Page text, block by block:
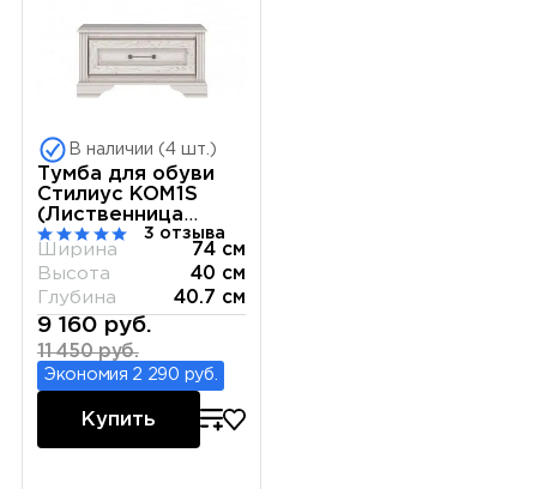
В наличии (4 шт.)
Тумба для обуви
Стилиус KOM1S
(Лиственница
сибирская)3 отзыва
Ширина
74 см
Высота
40 см
Глубина
40.7 см
9 160 руб.
11 450 руб.
Экономия 2 290 руб.
Купить